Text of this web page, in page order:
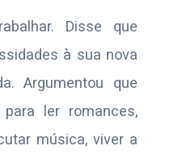
Disse que
à sua nova
Argumentou que
ler romances,
música, viver a